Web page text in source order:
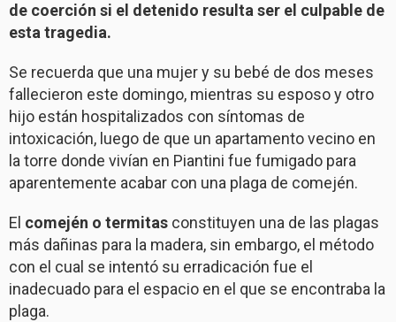
de coerción si el detenido resulta ser el culpable de
esta tragedia.
Se recuerda que una mujer y su bebé de dos meses
fallecieron este domingo, mientras su esposo y otro
hijo están hospitalizados con síntomas de
intoxicación, luego de que un apartamento vecino en
la torre donde vivían en Piantini fue fumigado para
aparentemente acabar con una plaga de comején.
El comején o termitas constituyen una de las plagas
más dañinas para la madera, sin embargo, el método
con el cual se intentó su erradicación fue el
inadecuado para el espacio en el que se encontraba la
plaga.